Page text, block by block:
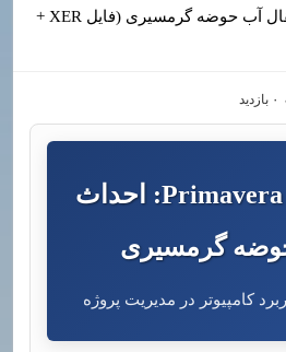
پروژه آماده Primavera P6 احداث سامانه انتقال آب حوضه گرمسیری (فایل XER +
پروژه آماده و کامل Primavera P6: احداث
حوضه گرمسیری
کامپیوتر در مدیریت پروژه